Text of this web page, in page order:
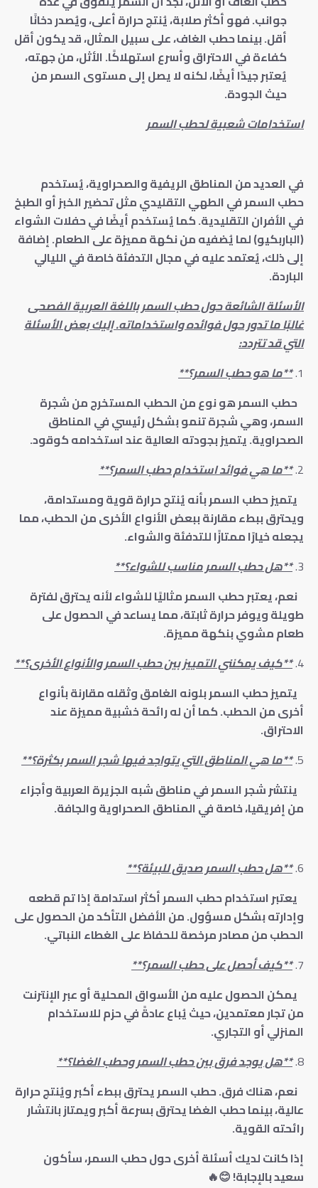
جوانب. فهو أكثر صلابة، يُنتج حرارة أعلى، ويُصدر دخانًا
أقل. بينما حطب الغاف، على سبيل المثال، قد يكون أقل
كفاءة في الاحتراق وأسرع استهلاكًا. الأثل، من جهته،
يُعتبر جيدًا أيضًا، لكنه لا يصل إلى مستوى السمر من
حيث الجودة.
استخدامات شعبية لحطب السمر
في العديد من المناطق الريفية والصحراوية، يُستخدم
حطب السمر في الطهي التقليدي مثل تحضير الخبز أو الطبخ
في الأفران التقليدية. كما يُستخدم أيضًا في حفلات الشواء
(الباربكيو) لما يُضفيه من نكهة مميزة على الطعام. إضافة
إلى ذلك، يُعتمد عليه في مجال التدفئة خاصة في الليالي
الباردة.
الأسئلة الشائعة حول حطب السمر باللغة العربية الفصحى
غالبًا ما تدور حول فوائده واستخداماته. إليك بعض الأسئلة
التي قد تتردد:
**ما هو حطب السمر؟**
حطب السمر هو نوع من الحطب المستخرج من شجرة
السمر، وهي شجرة تنمو بشكل رئيسي في المناطق
الصحراوية. يتميز بجودته العالية عند استخدامه كوقود.
**ما هي فوائد استخدام حطب السمر؟**
يتميز حطب السمر بأنه يُنتج حرارة قوية ومستدامة،
ويحترق ببطء مقارنة ببعض الأنواع الأخرى من الحطب، مما
يجعله خيارًا ممتازًا للتدفئة والشواء.
**هل حطب السمر مناسب للشواء؟**
نعم، يعتبر حطب السمر مثاليًا للشواء لأنه يحترق لفترة
طويلة ويوفر حرارة ثابتة، مما يساعد في الحصول على
طعام مشوي بنكهة مميزة.
**كيف يمكنني التمييز بين حطب السمر والأنواع الأخرى؟**
يتميز حطب السمر بلونه الغامق وثقله مقارنة بأنواع
أخرى من الحطب. كما أن له رائحة خشبية مميزة عند
الاحتراق.
**ما هي المناطق التي يتواجد فيها شجر السمر بكثرة؟**
ينتشر شجر السمر في مناطق شبه الجزيرة العربية وأجزاء
من إفريقيا، خاصة في المناطق الصحراوية والجافة.
**هل حطب السمر صديق للبيئة؟**
يعتبر استخدام حطب السمر أكثر استدامة إذا تم قطعه
وإدارته بشكل مسؤول. من الأفضل التأكد من الحصول على
الحطب من مصادر مرخصة للحفاظ على الغطاء النباتي.
**كيف أحصل على حطب السمر؟**
يمكن الحصول عليه من الأسواق المحلية أو عبر الإنترنت
من تجار معتمدين، حيث يُباع عادةً في حزم للاستخدام
المنزلي أو التجاري.
**هل يوجد فرق بين حطب السمر وحطب الغضا؟**
نعم، هناك فرق. حطب السمر يحترق ببطء أكبر ويُنتج حرارة
عالية، بينما حطب الغضا يحترق بسرعة أكبر ويمتاز بانتشار
رائحته القوية.
إذا كانت لديك أسئلة أخرى حول حطب السمر، سأكون
سعيد بالإجابة!😊🔥